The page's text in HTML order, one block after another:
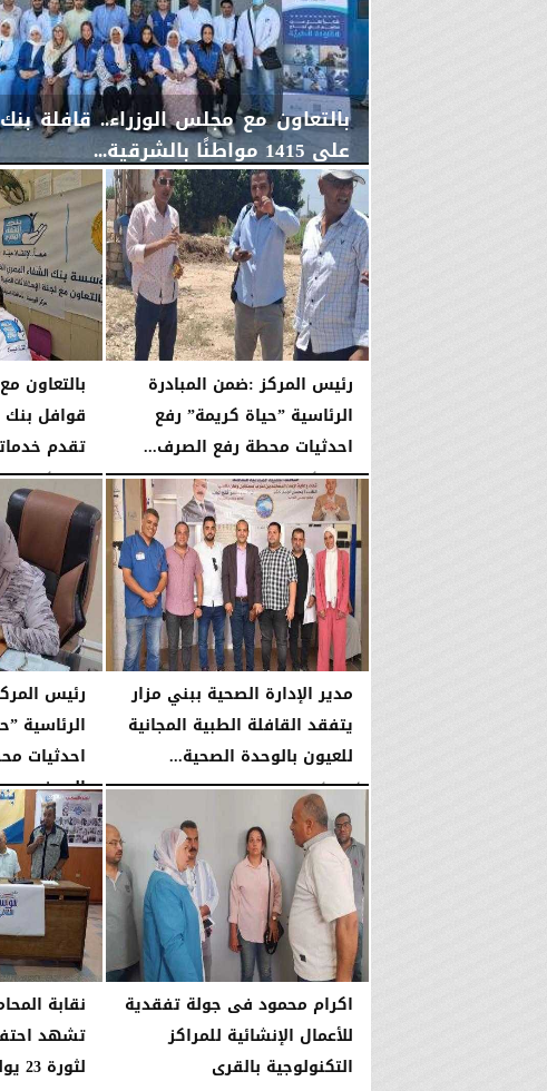
بالتعاون مع مجلس الوزراء.. قافلة
على 1415 مواطنًا بالشرقية...
الخميس، 6 أغسطس 2026 04:59 مـ
رئيس المركز :ضمن المبادرة
الرئاسية ”حياة كريمة” رفع
احدثيات محطة رفع الصرف...
الثلاثاء، 4 أغسطس 2026 10:09 صـ
بالتعاون
قوافل
تقدم خدماتها
الإثنين، 3 أغسطس 2026
مدير الإدارة الصحية ببني مزار
يتفقد القافلة الطبية المجانية
للعيون بالوحدة الصحية...
الأحد، 2 أغسطس 2026 01:11 مـ
رئيس
الرئاسية
احدثيات
الصرف...
الأحد، 2 أغسطس 2026
اكرام محمود فى جولة تفقدية
للأعمال الإنشائية للمراكز
التكنولوجية بالقرى
نقابة
لثورة 23 يوليو